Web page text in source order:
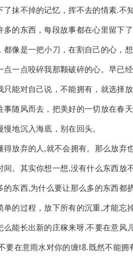
了抹不掉的记忆，挥不去的情素.不
多的东西，每段故事都在心里留下
都像是一把小刀，在割自己的心，
点一点咬碎我那颗破碎的心。早已
说，不能拥有，就选择放弃
事随风而去，把美好的一切放在春
慢慢地沉入海底，别在回头
得放弃的人,就不会拥有。那么放弃
间。其实你想一想,没有什么东西放
的东西,为什么要让那么多的东西都
单的过程，放下所有的沉重,才能忘
么能长出新的庄稼来呀.不要在意风
要在意雨水对你的缠绵.既然不能拥